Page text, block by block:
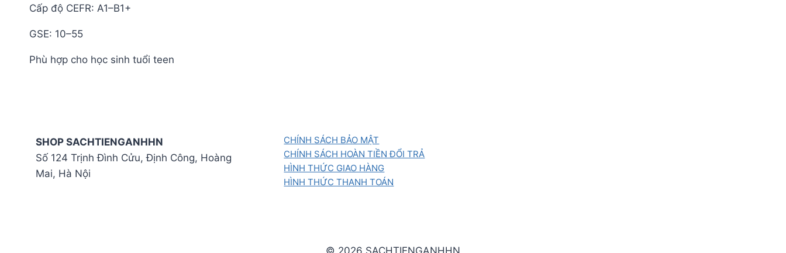
Cấp độ CEFR: A1–B1+
GSE: 10–55
Phù hợp cho học sinh tuổi teen
SHOP SACHTIENGANHHN
Số 124 Trịnh Đình Cửu, Định Công, Hoàng
Mai, Hà Nội
CHÍNH SÁCH BẢO MẬT
CHÍNH SÁCH HOÀN TIỀN ĐỔI TRẢ
HÌNH THỨC GIAO HÀNG
HÌNH THỨC THANH TOÁN
© 2026 SACHTIENGANHHN